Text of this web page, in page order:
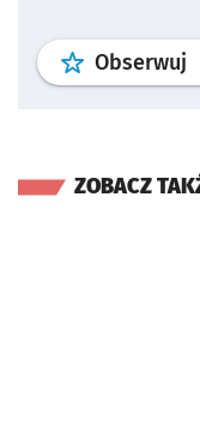
Obserwuj
ZOBACZ